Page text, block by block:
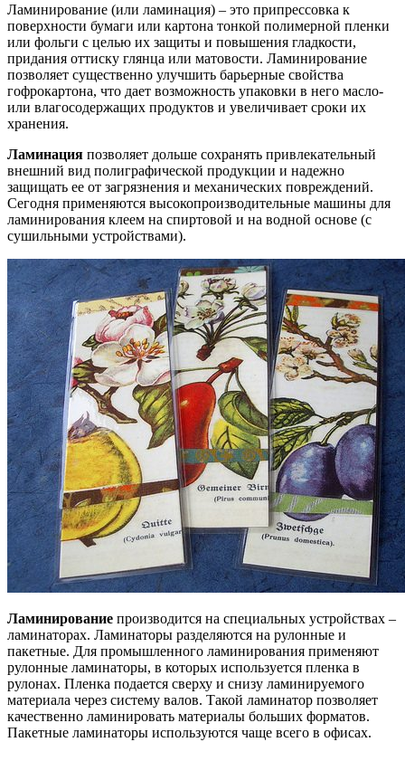
Ламинирование (или ламинация) – это припрессовка к
поверхности бумаги или картона тонкой полимерной пленки
или фольги с целью их защиты и повышения гладкости,
придания оттиску глянца или матовости. Ламинирование
позволяет существенно улучшить барьерные свойства
гофрокартона, что дает возможность упаковки в него масло-
или влагосодержащих продуктов и увеличивает сроки их
хранения.
Ламинация позволяет дольше сохранять привлекательный
внешний вид полиграфической продукции и надежно
защищать ее от загрязнения и механических повреждений.
Сегодня применяются высокопроизводительные машины для
ламинирования клеем на спиртовой и на водной основе (с
сушильными устройствами).
Ламинирование производится на специальных устройствах –
ламинаторах. Ламинаторы разделяются на рулонные и
пакетные. Для промышленного ламинирования применяют
рулонные ламинаторы, в которых используется пленка в
рулонах. Пленка подается сверху и снизу ламинируемого
материала через систему валов. Такой ламинатор позволяет
качественно ламинировать материалы больших форматов.
Пакетные ламинаторы используются чаще всего в офисах.